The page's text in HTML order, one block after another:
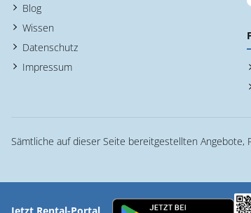
Blog
Wissen
Datenschutz
Impressum
Sämtliche auf dieser Seite bereitgestellten
Jetzt Rental-Portal